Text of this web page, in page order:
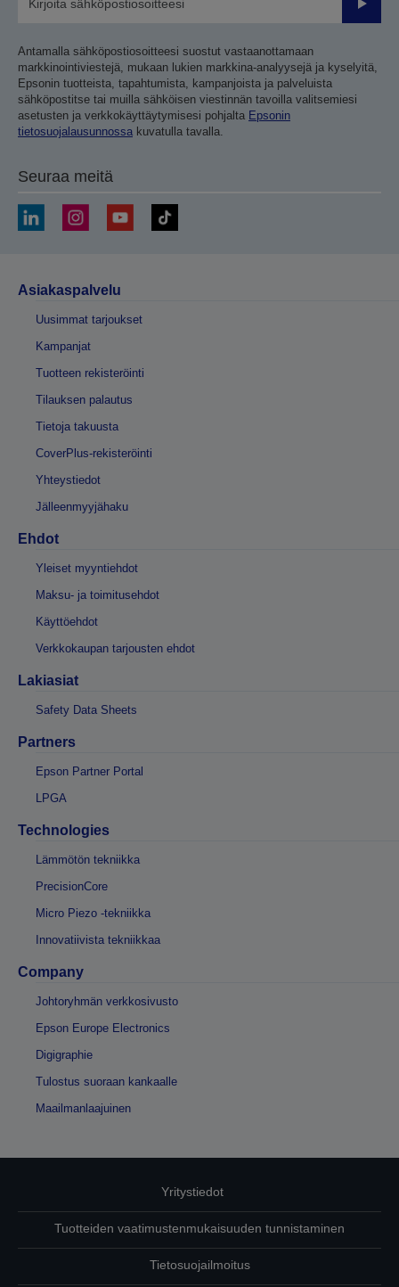
Lähetä
Antamalla sähköpostiosoitteesi suostut vastaanottamaan
markkinointiviestejä, mukaan lukien markkina-analyysejä ja kyselyitä,
Epsonin tuotteista, tapahtumista, kampanjoista ja palveluista
sähköpostitse tai muilla sähköisen viestinnän tavoilla valitsemiesi
asetusten ja verkkokäyttäytymisesi pohjalta Epsonin
tietosuojalausunnossa kuvatulla tavalla.
Seuraa meitä
Asiakaspalvelu
Uusimmat tarjoukset
Kampanjat
Tuotteen rekisteröinti
Tilauksen palautus
Tietoja takuusta
CoverPlus-rekisteröinti
Yhteystiedot
Jälleenmyyjähaku
Ehdot
Yleiset myyntiehdot
Maksu- ja toimitusehdot
Käyttöehdot
Verkkokaupan tarjousten ehdot
Lakiasiat
Safety Data Sheets
Partners
Epson Partner Portal
LPGA
Technologies
Lämmötön tekniikka
PrecisionCore
Micro Piezo -tekniikka
Innovatiivista tekniikkaa
Company
Johtoryhmän verkkosivusto
Epson Europe Electronics
Digigraphie
Tulostus suoraan kankaalle
Maailmanlaajuinen
Yritystiedot
Tuotteiden vaatimustenmukaisuuden tunnistaminen
Tietosuojailmoitus